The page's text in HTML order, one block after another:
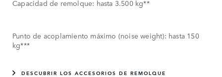
Capacidad de remolque: hasta 3.500 kg**
Punto de acoplamiento máximo (noise weight): hasta 150
kg***
DESCUBRIR LOS ACCESORIOS DE REMOLQUE